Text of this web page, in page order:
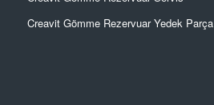
Creavit Gömme Rezervuar Yedek Parça